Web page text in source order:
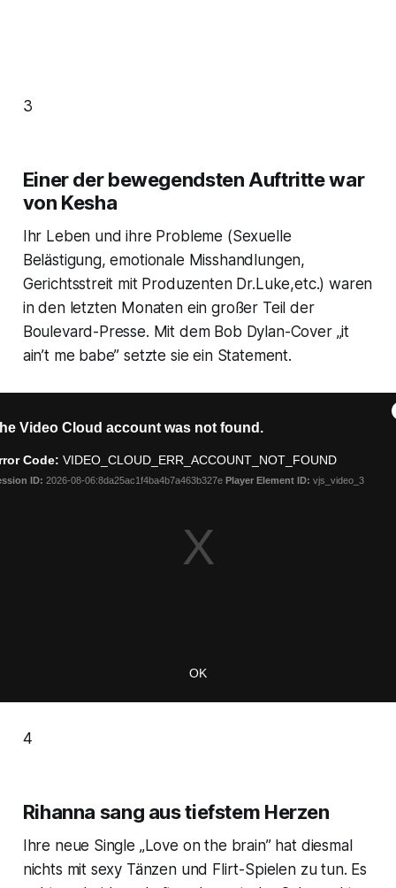
3
Einer der bewegendsten Auftritte war
von Kesha
Ihr Leben und ihre Probleme (Sexuelle
Belästigung, emotionale Misshandlungen,
Gerichtsstreit mit Produzenten Dr.Luke,etc.) waren
in den letzten Monaten ein großer Teil der
Boulevard-Presse. Mit dem Bob Dylan-Cover „it
ain’t me babe” setzte sie ein Statement.
4
Rihanna sang aus tiefstem Herzen
Ihre neue Single „Love on the brain” hat diesmal
nichts mit sexy Tänzen und Flirt-Spielen zu tun. Es